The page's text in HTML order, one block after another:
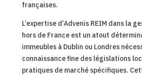
françaises.
L’expertise d’Advenis REIM dans la
hors de France est un atout
immeubles à Dublin ou Londres
connaissance fine des législations
pratiques de marché spécifiques.